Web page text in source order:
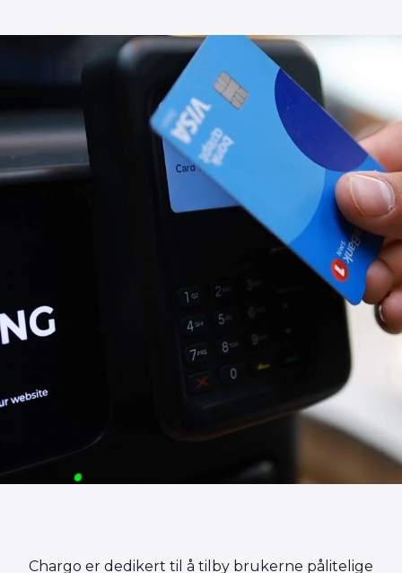
Chargo er dedikert til å tilby brukerne pålitelige